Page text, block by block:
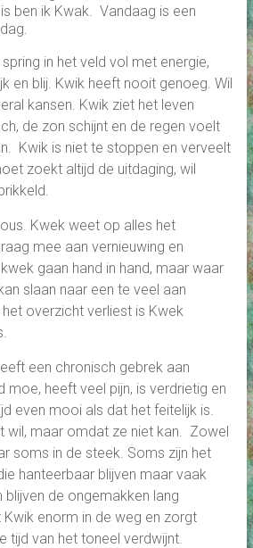
ben ik Kwak. Vandaag is een
in het veld vol met energie,
en blij. Kwik heeft nooit genoeg. Wil
kansen. Kwik ziet het leven
de zon schijnt en de regen voelt
Kwik is niet te stoppen en verveelt
zoekt altijd de uitdaging, wil
Kwek weet op alles het
mee aan vernieuwing en
gaan hand in hand, maar waar
slaan naar een te veel aan
overzicht verliest is Kwek
een chronisch gebrek aan
moe, heeft veel pijn, is verdrietig en
even mooi als dat het feitelijk is.
wil, maar omdat ze niet kan. Zowel
soms in de steek. Soms zijn het
hanteerbaar blijven maar vaak
de ongemakken lang
enorm in de weg en zorgt
tijd van het toneel verdwijnt.